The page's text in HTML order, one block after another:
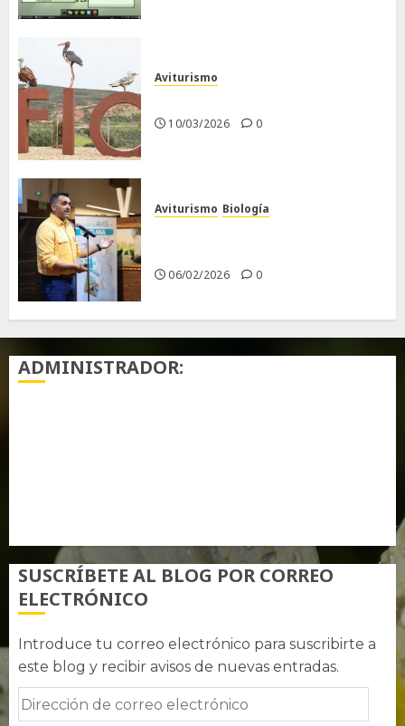
Aviturismo
10/03/2026 0
Aviturismo Biología
06/02/2026 0
ADMINISTRADOR:
SUSCRÍBETE AL BLOG POR CORREO
ELECTRÓNICO
Introduce tu correo electrónico para suscribirte a
este blog y recibir avisos de nuevas entradas.
Dirección
de